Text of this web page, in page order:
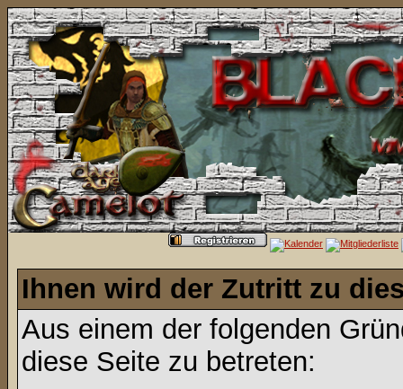
Ihnen wird der Zutritt zu
Aus einem der folgenden
diese Seite zu betreten: